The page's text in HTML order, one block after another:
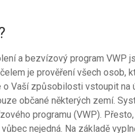
a bezvízový program VWP
je prověření všech osob,
Vaší způsobilosti vstoupit na
občané některých zemí.
programu (VWP).
nejedná. Na základě